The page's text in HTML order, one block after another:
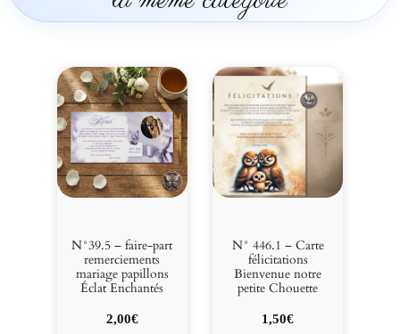
b
N°39.5 – faire-part
remerciements
mariage papillons
Éclat Enchantés
2,00€
N° 446.1 – Carte
félicitations
Bienvenue notre
petite Chouette
1,50€